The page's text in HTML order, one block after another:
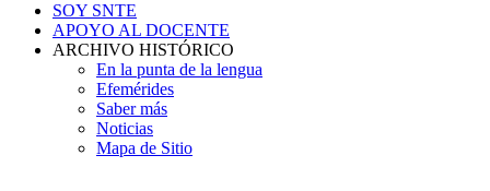
SOY SNTE
APOYO AL DOCENTE
ARCHIVO HISTÓRICO
En la punta de la lengua
Efemérides
Saber más
Noticias
Mapa de Sitio